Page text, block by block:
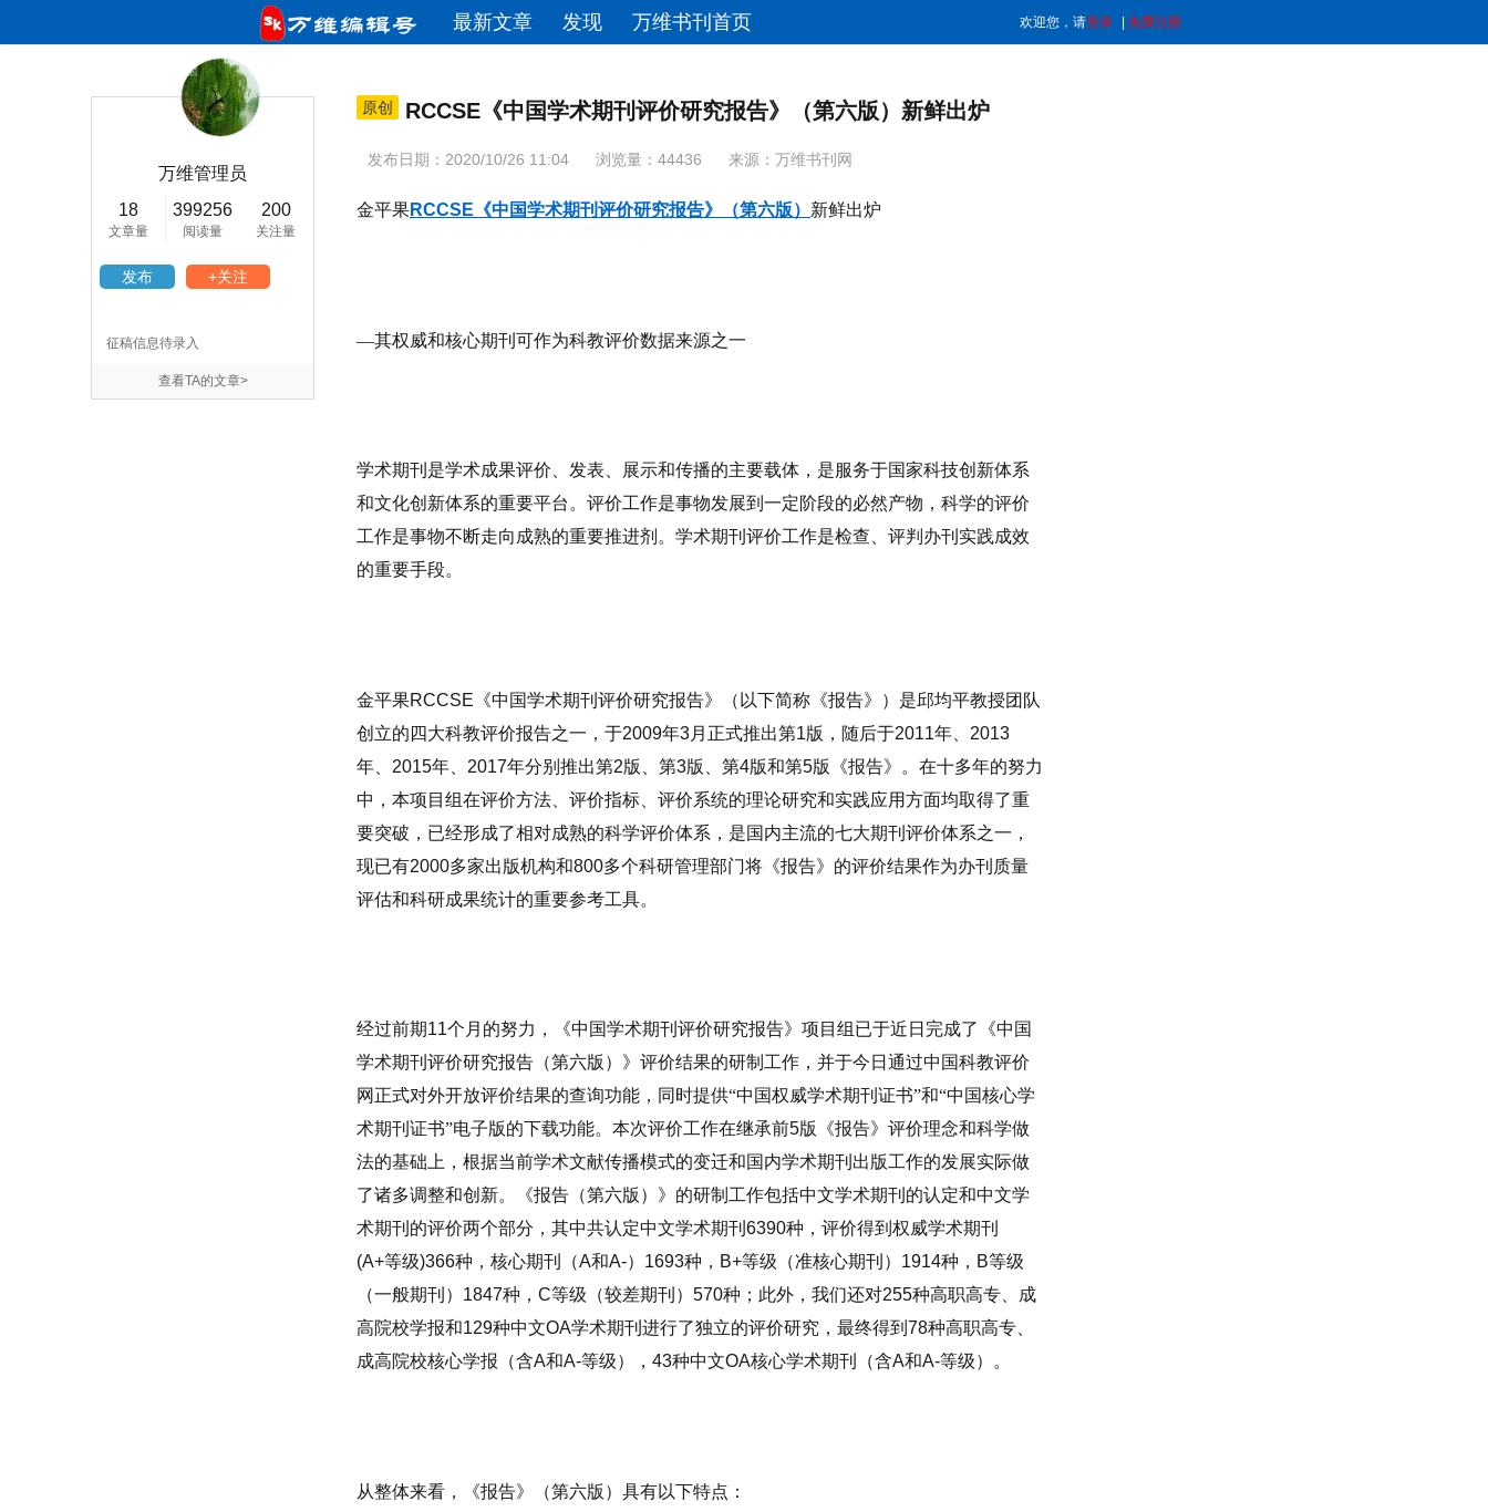
最新文章 发现 万维书刊首页 欢迎您，请登录 免费注册
万维管理员
18
文章量
399256
阅读量
200
关注量
发布 +关注
征稿信息待录入
查看TA的文章>
原创 RCCSE《中国学术期刊评价研究报告》（第六版）新鲜出炉
发布日期：2020/10/26 11:04 浏览量：44436 来源： 万维书刊网
金平果RCCSE 《中国学术期刊评价研究报告》（第六版） 新鲜出炉
—其权威和核心期刊可作为科教评价数据来源之一
学术期刊是学术成果评价、发表、展示和传播的主要载体，是服务于国家科技创新体系
和文化创新体系的重要平台。评价工作是事物发展到一定阶段的必然产物，科学的评价
工作是事物不断走向成熟的重要推进剂。学术期刊评价工作是检查、评判办刊实践成效
的重要手段。
金平果RCCSE 《中国学术期刊评价研究报告》（以下简称《报告》）是邱均平教授团队
创立的四大科教评价报告之一，于2009年3月正式推出第1版，随后于2011年、 2013
年、 2015年、 2017年分别推出第2版、第3版、第4版和第5版《报告》。在十多年的努力
中，本项目组在评价方法、评价指标、评价系统的理论研究和实践应用方面均取得了重
要突破，已经形成了相对成熟的科学评价体系，是国内主流的七大期刊评价体系之一，
现已有2000多家出版机构和800多个科研管理部门将《报告》的评价结果作为办刊质量
评估和科研成果统计的重要参考工具。
经过前期11个月的努力，《中国学术期刊评价研究报告》项目组已于近日完成了《中国
学术期刊评价研究报告（第六版）》评价结果的研制工作，并于今日通过中国科教评价
网正式对外开放评价结果的查询功能，同时提供“中国权威学术期刊证书”和“中国核心学
术期刊证书”电子版的下载功能。本次评价工作在继承前5版《报告》评价理念和科学做
法的基础上，根据当前学术文献传播模式的变迁和国内学术期刊出版工作的发展实际做
了诸多调整和创新。《报告（第六版）》的研制工作包括中文学术期刊的认定和中文学
术期刊的评价两个部分，其中共认定中文学术期刊 6390种，评价得到权威学术期刊
(A+等级)366种，核心期刊（A和A-） 1693种， B+等级（准核心期刊） 1914种， B等级
（一般期刊） 1847种， C等级（较差期刊） 570种；此外，我们还对255种高职高专、成
高院校学报和129种中文OA学术期刊进行了独立的评价研究，最终得到 78种高职高专、
成高院校核心学报（含A和A-等级）， 43种中文OA核心学术期刊（含A和A-等级）。
从整体来看，《报告》（第六版）具有以下特点：